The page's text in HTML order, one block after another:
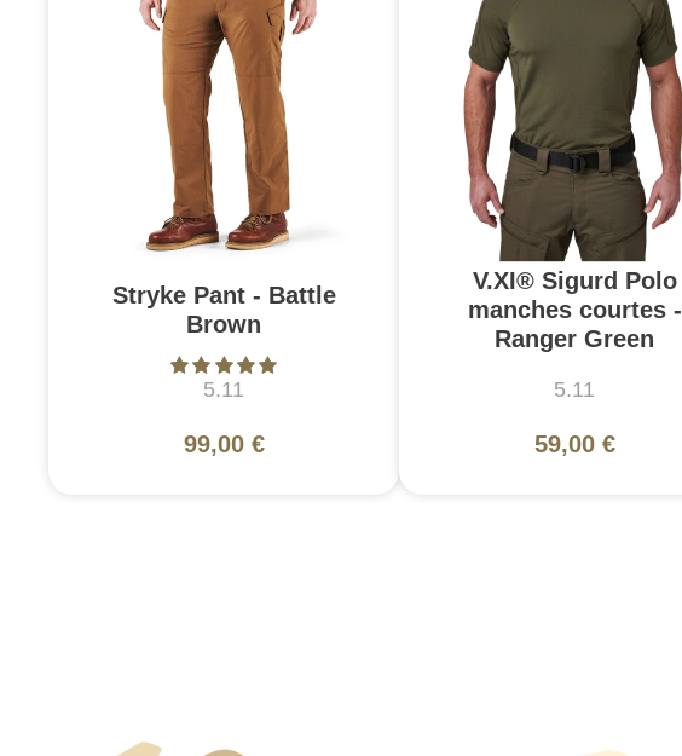
Stryke Pant - Battle
Brown
5.11
99,00 €
V.XI® Sigurd Polo
manches courtes -
Ranger Green
5.11
59,00 €